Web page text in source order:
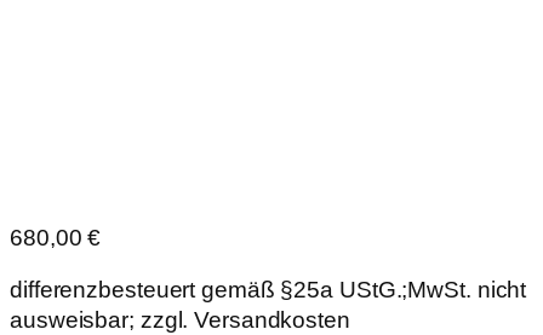
680,00€
differenzbesteuert gemäß §25a UStG.;MwSt. nicht
ausweisbar; zzgl. Versandkosten